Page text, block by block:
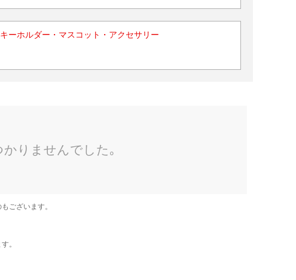
キーホルダー・マスコット・アクセサリー